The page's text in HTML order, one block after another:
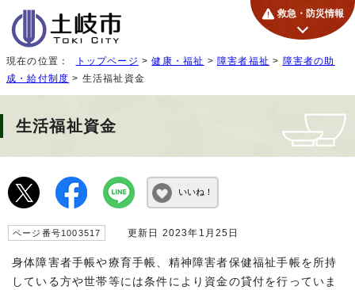
救急・防災情報
現在の位置： トップページ >健康・福祉 >障害者福祉 > 障害者の助
成・給付制度 > 生活福祉資金
生活福祉資金
いいね！
ページ番号1003517 更新日 2023年1月25日
身体障害者手帳や療育手帳、精神障害者保健福祉手帳を所持
している方や世帯等には条件により資金の貸付を行っていま